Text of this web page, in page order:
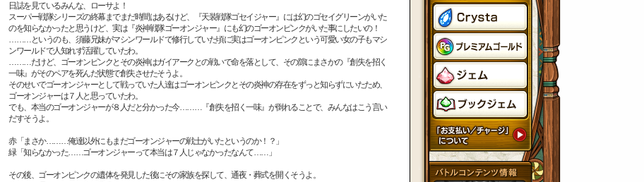
日誌を見ているみんな、ローサよ！
スーパー戦隊シリーズの終幕までまだ時間はあるけど、『天装戦隊ゴセイジャー』には幻のゴセイグリーンがいた
のを知らなかったと思うけど、実は『炎神戦隊ゴーオンジャー』にも幻のゴーオンピンクがいた事にしたいの！
………というのも、須藤兄妹がマシンワールドで修行していた頃に実はゴーオンピンクという可愛い女の子もマシ
ンワールドで人知れず活躍していたわ。
………だけど、ゴーオンピンクとその炎神はガイアークとの戦いで命を落として、その隙にまさかの『創失を招く
一味』がそのペアを死んだ状態で創失させたそうよ。
そのせいでゴーオンジャーとして戦っていた人達はゴーオンピンクとその炎神の存在をずっと知らずにいたため、
ゴーオンジャーは７人と思っていたわ。
でも、本当のゴーオンジャーが８人だと分かった今………『創失を招く一味』が倒れることで、みんなはこう言い
だすそうよ。
赤「まさか………俺達以外にもまだゴーオンジャーの戦士がいたというのか！？」
緑「知らなかった……ゴーオンジャーって本当は７人じゃなかったなんて……」
その後、ゴーオンピンクの遺体を発見した後にその家族を探して、通夜・葬式を開くそうよ。